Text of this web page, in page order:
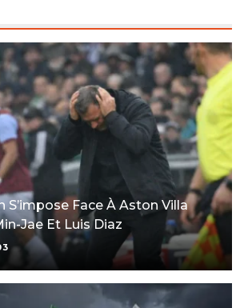
S’impose Face À Aston Villa
Jae Et Luis Diaz